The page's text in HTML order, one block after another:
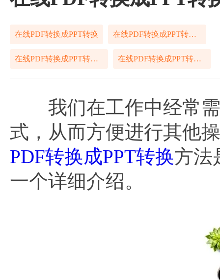
在线PDF转换成PPT转换 在线PDF转换成PPT转换方法
在线PDF转换成PPT转换步骤 在线PDF转换成PPT转换技巧
我们在工作中经常需
式，从而方便进行其他
PDF转换成PPT转换方法
一个详细介绍。